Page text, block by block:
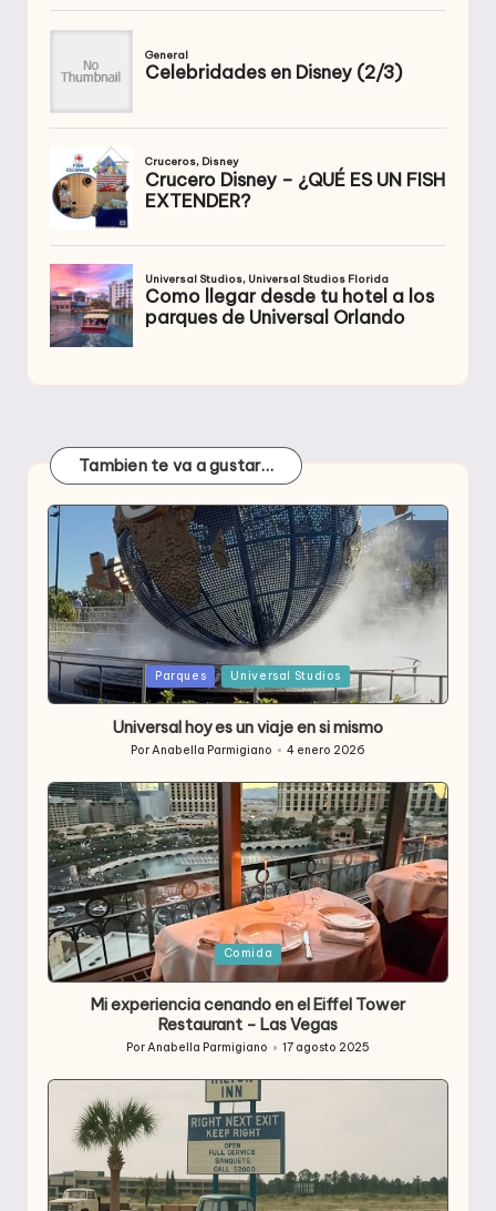
Tambien te va a gustar…
Publicada
en
Parques Universal Studios
Universal hoy es un viaje en si mismo
Publicado
PorAnabella Parmigiano 4 enero 2026
Publicada
en
Comida
Mi experiencia cenando en el Eiffel Tower
Restaurant – Las Vegas
Publicado
por
PorAnabella Parmigiano 17 agosto 2025